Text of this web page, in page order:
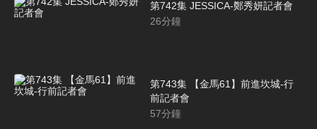
第742集 JESSICA-鄭秀妍記者會
26分鐘
第743集 【金馬61】前進坎城-行
前記者會
57分鐘